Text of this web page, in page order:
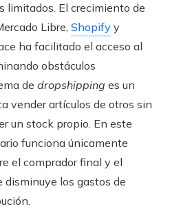
limitados. El crecimiento de
Libre, Shopify y
ha facilitado el acceso al
obstáculos
de dropshipping es un
vender artículos de otros sin
un stock propio. En este
funciona únicamente
el comprador final y el
disminuye los gastos de